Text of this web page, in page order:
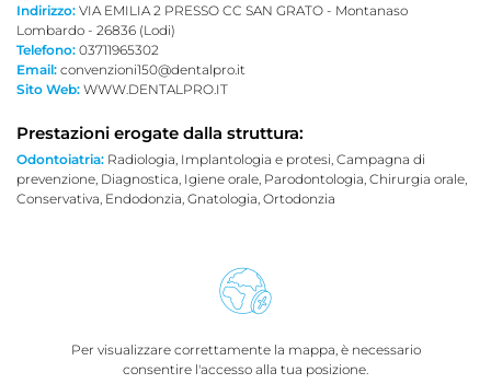
Indirizzo: VIA EMILIA 2 PRESSO CC SAN GRATO - Montanaso
Lombardo - 26836 (Lodi)
Telefono: 03711965302
Email: convenzioni150@dentalpro.it
Sito Web: WWW.DENTALPRO.IT
Prestazioni erogate dalla struttura:
Odontoiatria: Radiologia, Implantologia e protesi, Campagna di
prevenzione, Diagnostica, Igiene orale, Parodontologia, Chirurgia orale,
Conservativa, Endodonzia, Gnatologia, Ortodonzia
Per visualizzare correttamente la mappa, è necessario
consentire l'accesso alla tua posizione.